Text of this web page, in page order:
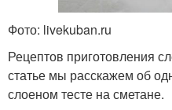
Фото: livekuban.ru
Рецептов приготовления
статье мы расскажем об
слоеном тесте на сметане.